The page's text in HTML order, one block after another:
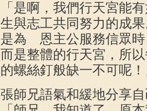
「是啊，我們行天宮能
生與志工共同努力的成
是為 恩主公服務信眾時
而是整體的行天宮，所
的螺絲釘般缺一不可呢
張師兄語氣和緩地分享